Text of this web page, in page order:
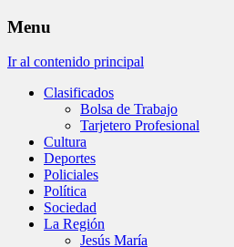
Menu
Ir al contenido principal
Clasificados
Bolsa de Trabajo
Tarjetero Profesional
Cultura
Deportes
Policiales
Política
Sociedad
La Región
Jesús María